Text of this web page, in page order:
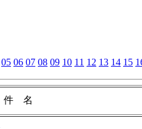
05 06 07 08 09 10 11 12 13 14 15
件 名